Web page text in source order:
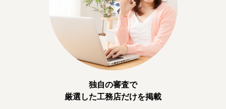
独自の審査で
厳選した工務店だけを掲載